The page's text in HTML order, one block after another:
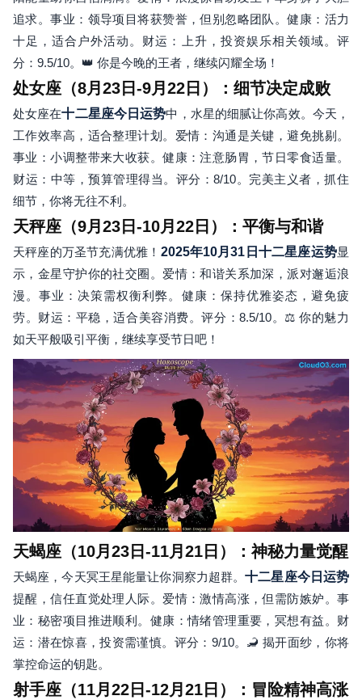
追求。事业：领导项目将获赞誉，但别忽略团队。健康：活力
十足，适合户外活动。财运：上升，投资娱乐相关领域。评
分：9.5/10。👑 你是今晚的王者，继续闪耀全场！
处女座（8月23日-9月22日）：细节决定成败
处女座在十二星座今日运势中，水星的细腻让你高效。今天，
工作效率高，适合整理计划。爱情：沟通是关键，避免挑剔。
事业：小调整带来大收获。健康：注意肠胃，节日零食适量。
财运：中等，预算管理得当。评分：8/10。完美主义者，抓住
细节，你将无往不利。
天秤座（9月23日-10月22日）：平衡与和谐
天秤座的万圣节充满优雅！ 2025年10月31日十二星座运势显
示，金星守护你的社交圈。爱情：和谐关系加深，派对邂逅浪
漫。事业：决策需权衡利弊。健康：保持优雅姿态，避免疲
劳。财运：平稳，适合美容消费。评分：8.5/10。⚖️ 你的魅力
如天平般吸引平衡，继续享受节日吧！
天蝎座（10月23日-11月21日）：神秘力量觉醒
天蝎座，今天冥王星能量让你洞察力超群。十二星座今日运势
提醒，信任直觉处理人际。爱情：激情高涨，但需防嫉妒。事
业：秘密项目推进顺利。健康：情绪管理重要，冥想有益。财
运：潜在惊喜，投资需谨慎。评分：9/10。🦂 揭开面纱，你将
掌控命运的钥匙。
射手座（11月22日-12月21日）：冒险精神高涨